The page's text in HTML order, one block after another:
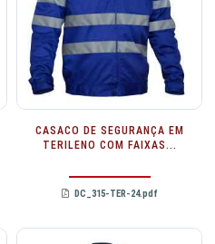
CASACO DE SEGURANÇA EM
TERILENO COM FAIXAS...
DC_315-TER-24.pdf